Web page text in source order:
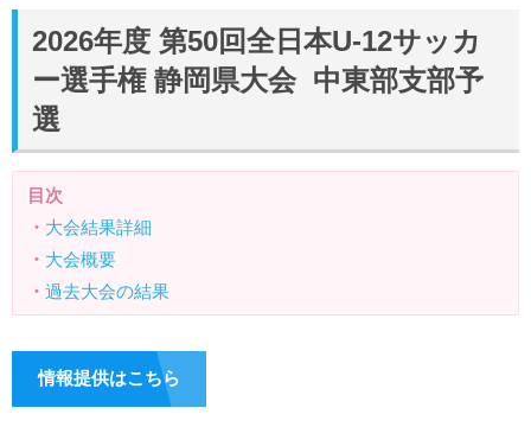
2026年度 第50回全日本U-12サッカ
ー選手権 静岡県大会 中東部支部予
選
目次
・ 大会結果詳細
・ 大会概要
・ 過去大会の結果
情報提供はこちら